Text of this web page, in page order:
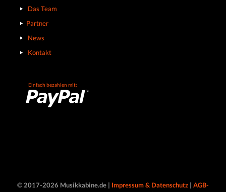
Das Team
Partner
News
Kontakt
Einfach bezahlen mit:
© 2017-2026 Musikkabine.de | Impressum & Datenschutz | AGB-